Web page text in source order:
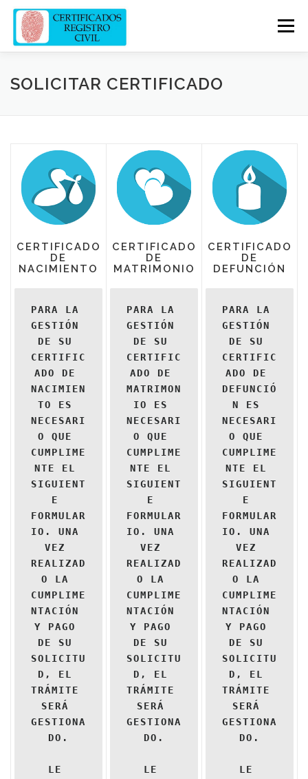
Skip
content
Menu
CERTIFICADOS EL REGISTRO CIVIL
SOLICITAR CERTIFICADO
CERTIFICADO
DE
NACIMIENTO
PARA LA
GESTIÓN
DE SU
CERTIFIC
ADO DE
NACIMIEN
TO ES
NECESARI
O QUE
CUMPLIME
NTE EL
SIGUIENT
E
FORMULAR
IO. UNA
VEZ
REALIZAD
O LA
CUMPLIME
NTACIÓN
Y PAGO
DE SU
SOLICITU
D, EL
TRÁMITE
SERÁ
GESTIONA
DO.
LE
CERTIFICADO
DE
MATRIMONIO
PARA LA
GESTIÓN
DE SU
CERTIFIC
ADO DE
MATRIMON
IO ES
NECESARI
O QUE
CUMPLIME
NTE EL
SIGUIENT
E
FORMULAR
IO. UNA
VEZ
REALIZAD
O LA
CUMPLIME
NTACIÓN
Y PAGO
DE SU
SOLICITU
D, EL
TRÁMITE
SERÁ
GESTIONA
DO.
LE
CERTIFICADO
DE
DEFUNCIÓN
PARA LA
GESTIÓN
DE SU
CERTIFIC
ADO DE
DEFUNCIÓ
N ES
NECESARI
O QUE
CUMPLIME
NTE EL
SIGUIENT
E
FORMULAR
IO. UNA
VEZ
REALIZAD
O LA
CUMPLIME
NTACIÓN
Y PAGO
DE SU
SOLICITU
D, EL
TRÁMITE
SERÁ
GESTIONA
DO.
LE